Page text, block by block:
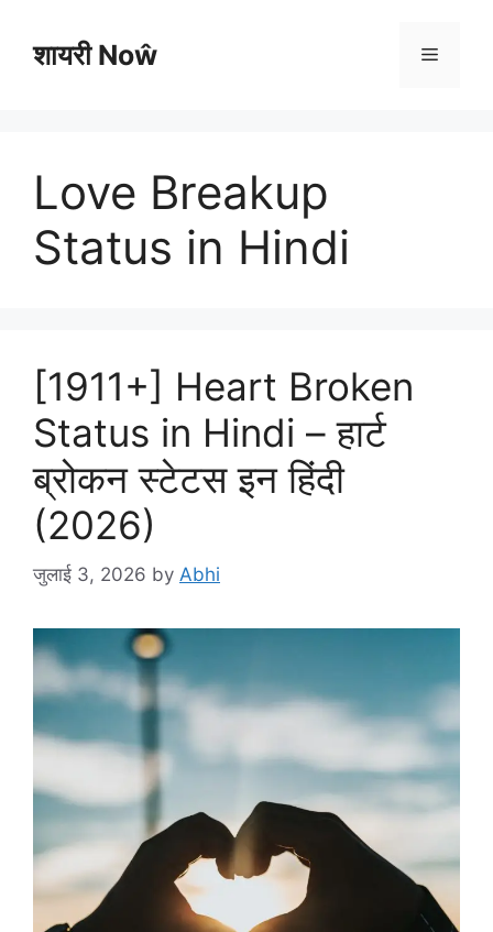
contentशायरी Noŵ Menu
Love Breakup
Status in Hindi
[1911+] Heart Broken
Status in Hindi – हार्ट
ब्रोकन स्टेटस इन हिंदी
(2026)
जुलाई 3, 2026 by Abhi